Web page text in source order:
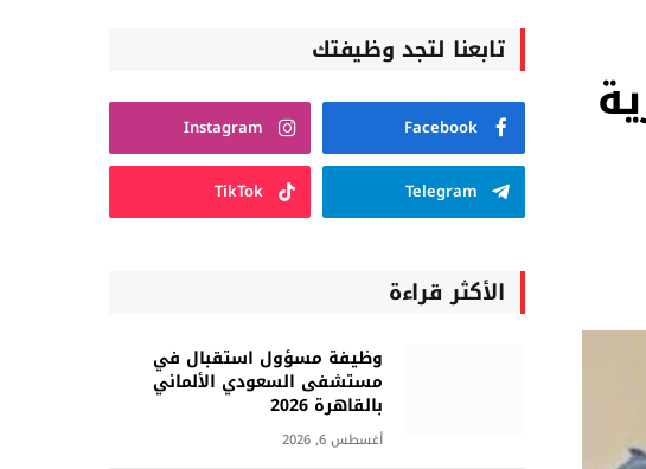
تابعنا لتجد وظيفتك
Facebook
Instagram
Telegram
TikTok
الأكثر قراءة
وظيفة مسؤول استقبال في
مستشفى السعودي الألماني
بالقاهرة 2026
أغسطس 6, 2026